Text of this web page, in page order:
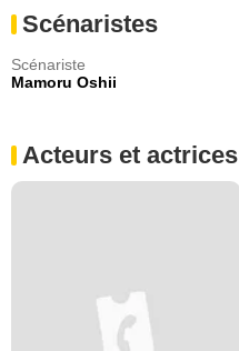
Scénaristes
Scénariste
Mamoru Oshii
Acteurs et actrices